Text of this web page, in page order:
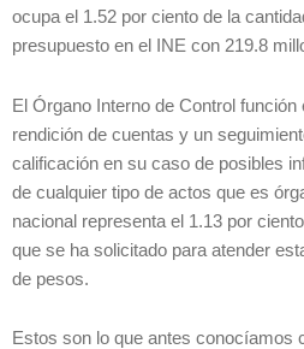
ocupa el 1.52 por ciento de la
presupuesto en el INE con 219.8
El Órgano Interno de Control
rendición de cuentas y un
calificación en su caso de posibles
de cualquier tipo de actos que es
nacional representa el 1.13 por
que se ha solicitado para atender
de pesos.
Estos son lo que antes conocíamos